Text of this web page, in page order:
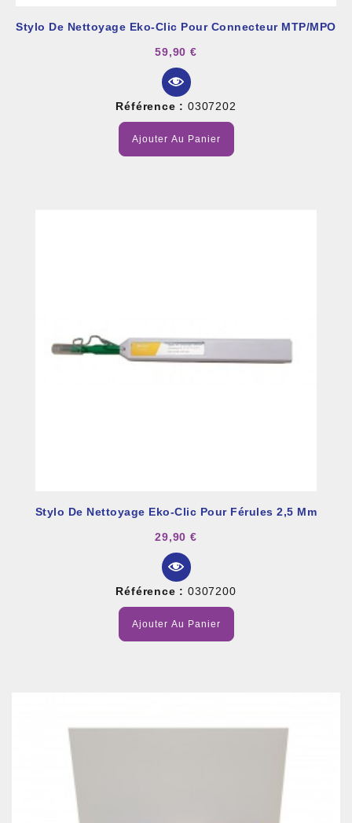
Stylo De Nettoyage Eko-Clic Pour Connecteur MTP/MPO
59,90 €
Référence : 0307202
Ajouter Au Panier
Stylo De Nettoyage Eko-Clic Pour Férules 2,5 Mm
29,90 €
Référence : 0307200
Ajouter Au Panier